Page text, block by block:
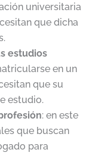
universitaria
que dicha
estudios
en un
que su
estudio.
: en este
que buscan
para